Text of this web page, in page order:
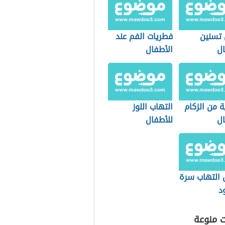
تسنين
فطريات الفم عند
الأطفال
من الزكام
التهاب اللوز
للأطفال
التهاب سرة
منوعة